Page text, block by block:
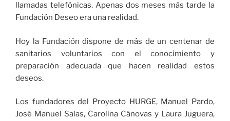
llamadas telefónicas. Apenas dos meses más tarde la
Fundación Deseo era una realidad.
Hoy la Fundación dispone de más de un centenar de
sanitarios voluntarios con el conocimiento y
preparación adecuada que hacen realidad estos
deseos.
Los fundadores del Proyecto HURGE, Manuel Pardo,
José Manuel Salas, Carolina Cánovas y Laura Juguera,